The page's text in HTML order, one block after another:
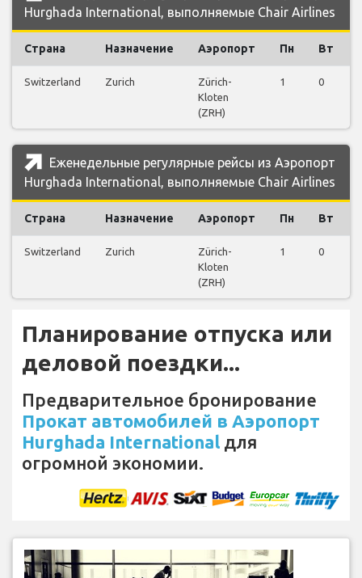
Hurghada International, выполняемые Chair Airlines
Страна Назначение Аэропорт Пн Вт
Switzerland Zurich
Zürich-
Kloten
(ZRH)
1 0
Еженедельные регулярные рейсы из Аэропорт
Hurghada International, выполняемые Chair Airlines
Страна Назначение Аэропорт Пн Вт
Switzerland Zurich
Zürich-
Kloten
(ZRH)
1 0
Планирование отпуска или
деловой поездки...
Предварительное бронирование
Прокат автомобилей в Аэропорт
Hurghada International для
огромной экономии.